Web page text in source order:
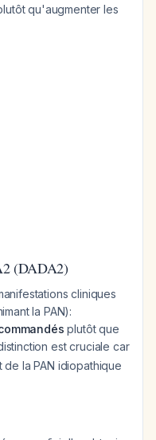
qu'augmenter les
(DADA2)
cliniques
la PAN):
plutôt que
est cruciale car
la PAN idiopathique